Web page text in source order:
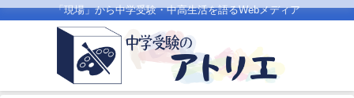
「現場」から中学受験・中高生活を語るWebメディア